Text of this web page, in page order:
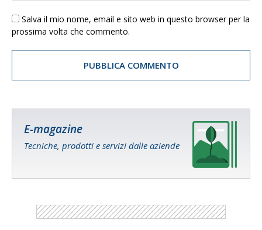
Salva il mio nome, email e sito web in questo browser per la
prossima volta che commento.
E-magazine
Tecniche, prodotti e servizi dalle aziende